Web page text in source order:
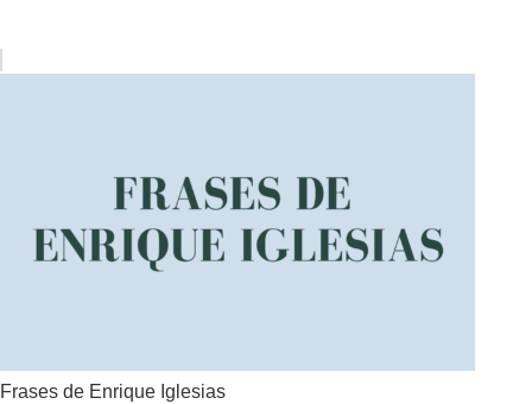
Frases de Enrique Iglesias